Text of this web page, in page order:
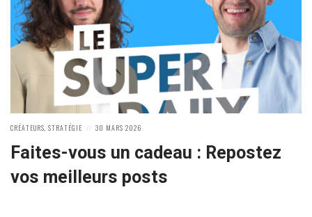
POSTED
CRÉATEURS, STRATÉGIE
POSTED
30 MARS 2026
Faites-vous un cadeau : Repostez
vos meilleurs posts